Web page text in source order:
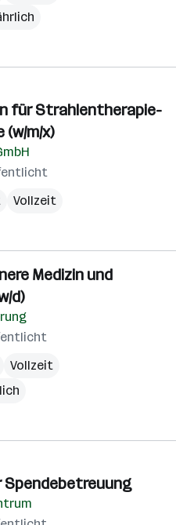
für Strahlentherapie-
(w/m/x)
Vollzeit
Medizin und
d)
Vollzeit
Spendebetreuung